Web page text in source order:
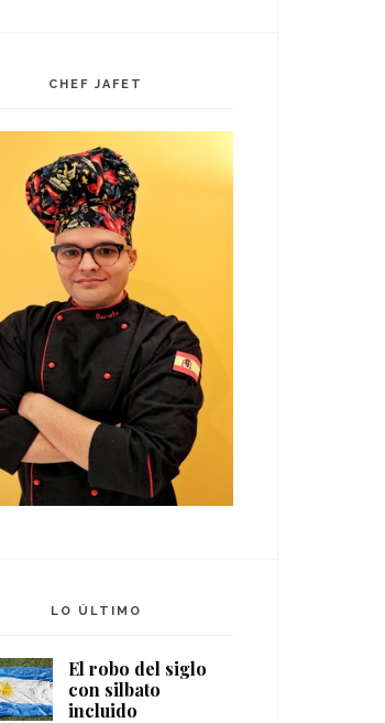
CHEF JAFET
LO ÚLTIMO
El robo del siglo
con silbato
incluido